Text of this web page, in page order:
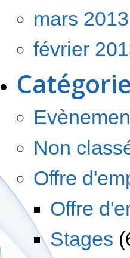
mars 2013
février
Non
Offre
Offre
Stages